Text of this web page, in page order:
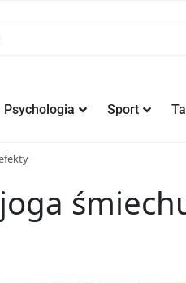
Psychologia Sport